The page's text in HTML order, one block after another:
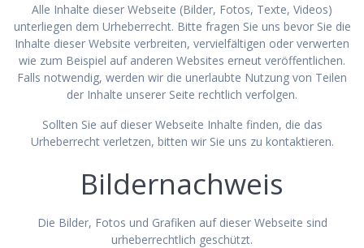
Alle Inhalte dieser Webseite (Bilder, Fotos, Texte, Videos)
unterliegen dem Urheberrecht. Bitte fragen Sie uns bevor Sie die
Inhalte dieser Website verbreiten, vervielfältigen oder verwerten
wie zum Beispiel auf anderen Websites erneut veröffentlichen.
Falls notwendig, werden wir die unerlaubte Nutzung von Teilen
der Inhalte unserer Seite rechtlich verfolgen.
Sollten Sie auf dieser Webseite Inhalte finden, die das
Urheberrecht verletzen, bitten wir Sie uns zu kontaktieren.
Bildernachweis
Die Bilder, Fotos und Grafiken auf dieser Webseite sind
urheberrechtlich geschützt.